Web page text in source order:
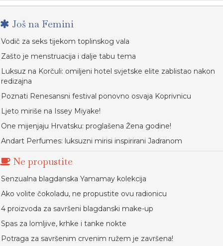
Još na Femini
Vodič za seks tijekom toplinskog vala
Zašto je menstruacija i dalje tabu tema
Luksuz na Korčuli: omiljeni hotel svjetske elite zablistao nakon
redizajna
Poznati Renesansni festival ponovno osvaja Koprivnicu
Ljeto miriše na Issey Miyake!
One mijenjaju Hrvatsku: proglašena Žena godine!
Andart Perfumes: luksuzni mirisi inspirirani Jadranom
Ne propustite
Senzualna blagdanska Yamamay kolekcija
Ako volite čokoladu, ne propustite ovu radionicu
4 proizvoda za savršeni blagdanski make-up
Spas za lomljive, krhke i tanke nokte
Potraga za savršenim crvenim ružem je završena!